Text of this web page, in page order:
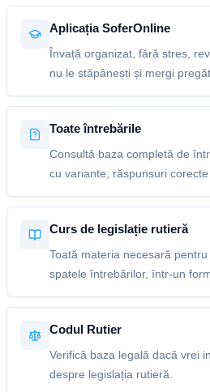
Aplicația SoferOnline
Învață organizat, fără stres,
nu le stăpânești și mergi
Toate întrebările
Consultă baza completă de
cu variante, răspunsuri corecte
Curs de legislație rutieră
Toată materia necesară
spatele întrebărilor, într-un
Codul Rutier
Verifică baza legală dacă vrei
despre legislația rutieră.